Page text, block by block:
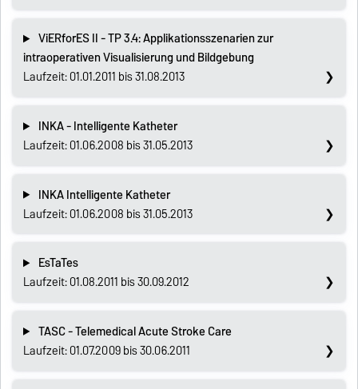
ViERforES II - TP 3.4: Applikationsszenarien zur
intraoperativen Visualisierung und Bildgebung
Laufzeit: 01.01.2011 bis 31.08.2013
INKA - Intelligente Katheter
Laufzeit: 01.06.2008 bis 31.05.2013
INKA Intelligente Katheter
Laufzeit: 01.06.2008 bis 31.05.2013
EsTaTes
Laufzeit: 01.08.2011 bis 30.09.2012
TASC - Telemedical Acute Stroke Care
Laufzeit: 01.07.2009 bis 30.06.2011